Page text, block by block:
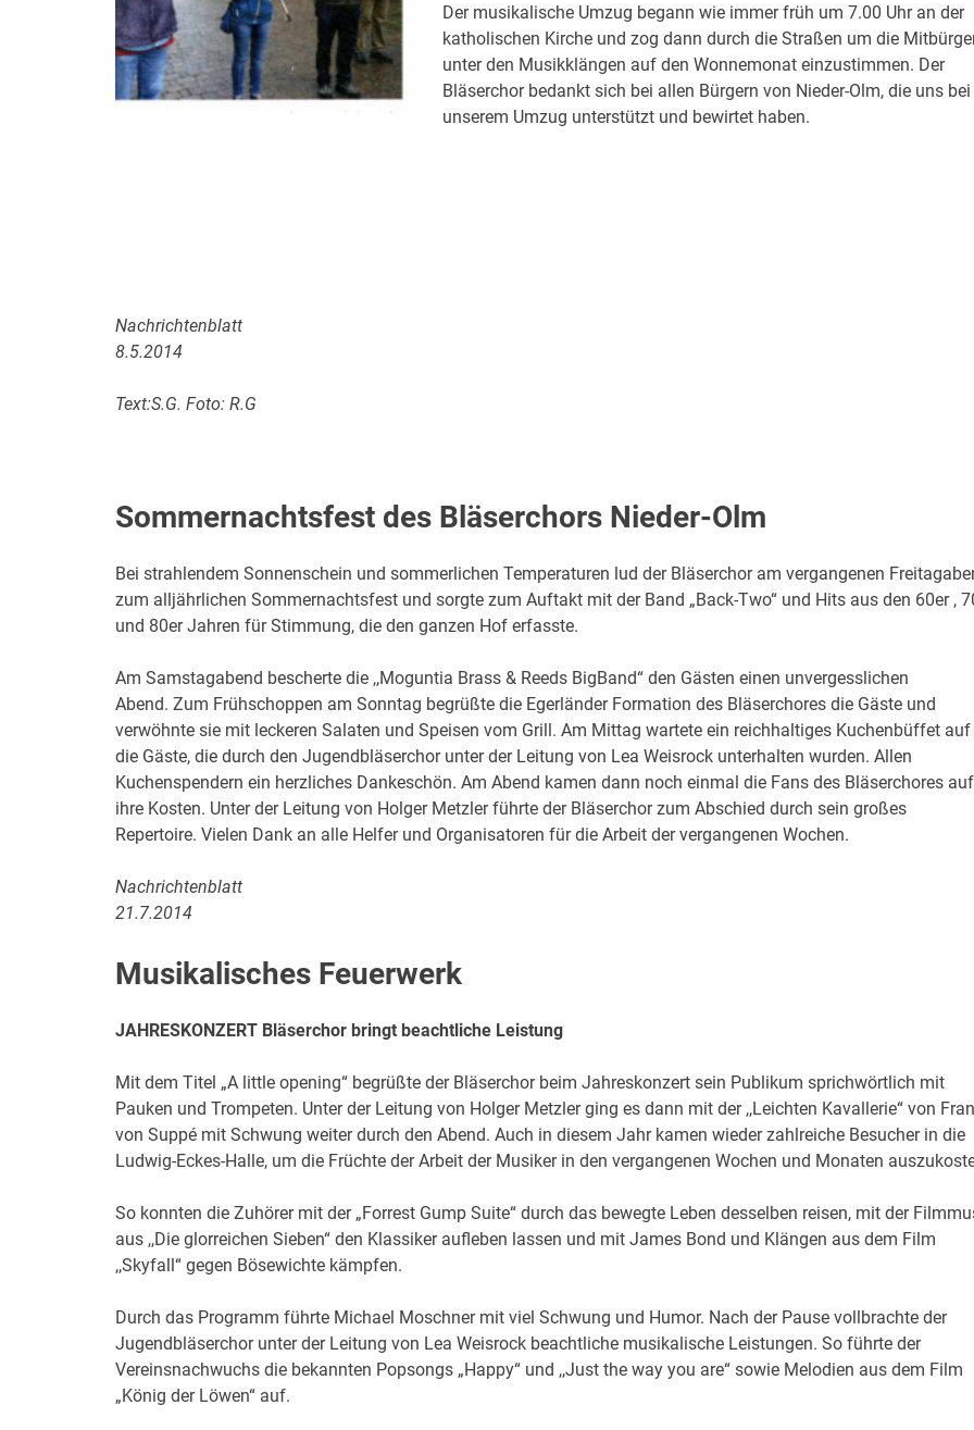
Der musikalische Umzug begann wie immer früh um 7.00 Uhr an der
katholischen Kirche und zog dann durch die Straßen um die
unter den Musikklängen auf den Wonnemonat einzustimmen. Der
Bläserchor bedankt sich bei allen Bürgern von Nieder-Olm, die uns bei
unserem Umzug unterstützt und bewirtet haben.
Nachrichtenblatt
8.5.2014
Text:S.G. Foto: R.G
Sommernachtsfest des Bläserchors Nieder-Olm
Bei strahlendem Sonnenschein und sommerlichen Temperaturen lud der Bläserchor am vergangenen
zum alljährlichen Sommernachtsfest und sorgte zum Auftakt mit der Band „Back-Two“ und Hits aus den 60er ,
und 80er Jahren für Stimmung, die den ganzen Hof erfasste.
Am Samstagabend bescherte die ,,Moguntia Brass & Reeds BigBand“ den Gästen einen unvergesslichen
Abend. Zum Frühschoppen am Sonntag begrüßte die Egerländer Formation des Bläserchores die Gäste und
verwöhnte sie mit leckeren Salaten und Speisen vom Grill. Am Mittag wartete ein reichhaltiges Kuchenbüffet auf
die Gäste, die durch den Jugendbläserchor unter der Leitung von Lea Weisrock unterhalten wurden. Allen
Kuchenspendern ein herzliches Dankeschön. Am Abend kamen dann noch einmal die Fans des Bläserchores auf
ihre Kosten. Unter der Leitung von Holger Metzler führte der Bläserchor zum Abschied durch sein großes
Repertoire. Vielen Dank an alle Helfer und Organisatoren für die Arbeit der vergangenen Wochen.
Nachrichtenblatt
21.7.2014
Musikalisches Feuerwerk
JAHRESKONZERT Bläserchor bringt beachtliche Leistung
Mit dem Titel „A little opening“ begrüßte der Bläserchor beim Jahreskonzert sein Publikum sprichwörtlich mit
Pauken und Trompeten. Unter der Leitung von Holger Metzler ging es dann mit der ,,Leichten Kavallerie“ von
von Suppé mit Schwung weiter durch den Abend. Auch in diesem Jahr kamen wieder zahlreiche Besucher in die
Ludwig-Eckes-Halle, um die Früchte der Arbeit der Musiker in den vergangenen Wochen und Monaten
So konnten die Zuhörer mit der „Forrest Gump Suite“ durch das bewegte Leben desselben reisen, mit der
aus ,,Die glorreichen Sieben“ den Klassiker aufleben lassen und mit James Bond und Klängen aus dem Film
,,Skyfall“ gegen Bösewichte kämpfen.
Durch das Programm führte Michael Moschner mit viel Schwung und Humor. Nach der Pause vollbrachte der
Jugendbläserchor unter der Leitung von Lea Weisrock beachtliche musikalische Leistungen. So führte der
Vereinsnachwuchs die bekannten Popsongs „Happy“ und ,,Just the way you are“ sowie Melodien aus dem Film
„König der Löwen“ auf.